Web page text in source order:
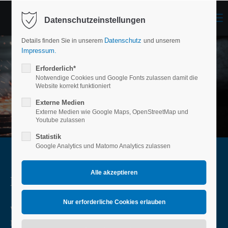
Login
Anmelden
Support
Metallbau Dräger
WIR PLANEN, FERTIGEN UND MONTIEREN IHRE
METALLKONSTRUKTION!
Datenschutzeinstellungen
Details finden Sie in unserem Datenschutzund unserem
Impressum.
Erforderlich*
Notwendige Cookies und Google Fonts zulassen damit die
Website korrekt funktioniert
Externe Medien
Externe Medien wie Google Maps, OpenStreetMap und
Youtube zulassen
Statistik
Google Analytics und Matomo Analytics zulassen